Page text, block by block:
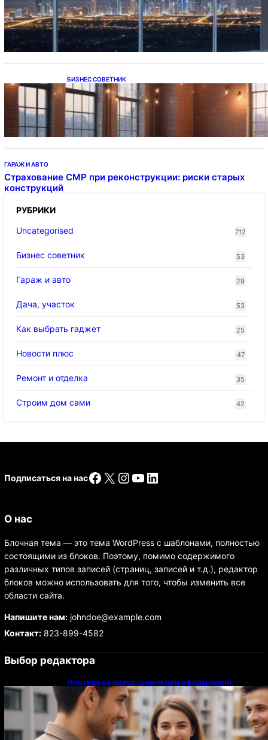
Каталог светодиодных светильников и
LED-освещения в Казахстане
БИЗНЕС СОВЕТНИК
Подвесные светодиодные светильники на
тросе
ГАРАЖ И АВТО
Страхование СМР при реконструкции: риски старых
конструкций
РУБРИКИ
Uncategorised
712
Бизнес советник 53
Гараж и авто 29
Дача, участок 53
Как выбрать гаджет 25
Новости плюс 47
Ремонт и отделка 35
Строим дом сами 42
Подписаться на насFacebook
X Instagram
YouTube
LinkedIn
О нас
Блочная тема — это тема WordPress с шаблонами, полностью
состоящими из блоков. Поэтому, помимо содержимого
различных типов записей (страниц, записей и т.д.), редактор
блоков можно использовать для того, чтобы изменить все
области сайта.
Напишите нам:johndoe@example.com
Контакт:823-899-4582
Выбор редактора
Ипотека на новостройки при оформлении
напрямую у застройщика